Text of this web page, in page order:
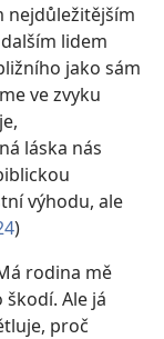
nejdůležitějším
lidem
jako sám
ve zvyku
láska nás
výhodu, ale
)
rodina mě
Ale já
proč